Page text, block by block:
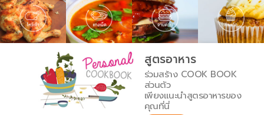
เคล็ดลับน่ารู้
เปรียบเทียบหน่วยการตวง
เปรียบเทียบอุณหภูมิ
เปรียบเทียบน้ำหนักวัตถุดิบ
FoodPedia
สร้าง Cookbook
สูตรอาหาร
ร่วมสร้าง COOK BOOK
ส่วนตัว
เพียงแนะนำสูตรอาหารของ
คุณที่นี่